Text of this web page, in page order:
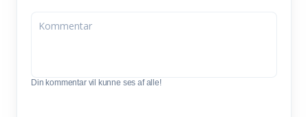
Din kommentar vil kunne ses af alle!